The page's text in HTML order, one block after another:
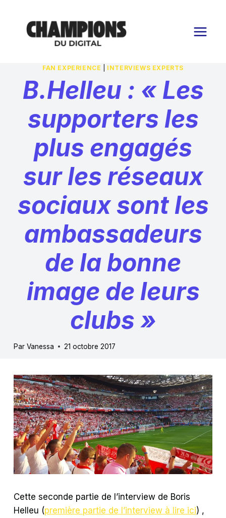
contenu
FAN EXPERIENCE INTERVIEWS EXPERTS
B.Helleu : « Les
supporters les
plus engagés
sur les réseaux
sociaux sont les
ambassadeurs
de la bonne
image de leurs
clubs »
Par Vanessa 21 octobre 2017
Cette seconde partie de l’interview de Boris
Helleu (première partie de l’interview à lire ici) ,